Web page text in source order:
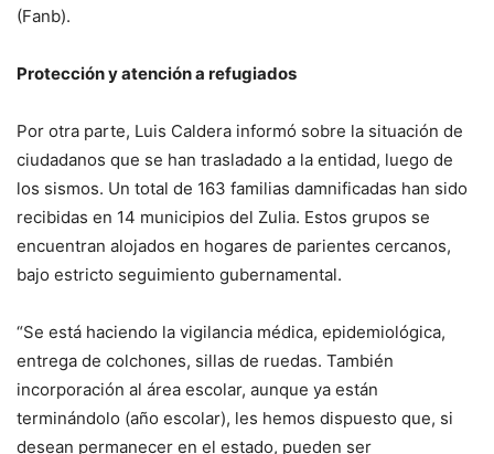
(Fanb).
Protección y atención a refugiados
Por otra parte, Luis Caldera informó sobre la situación de
ciudadanos que se han trasladado a la entidad, luego de
los sismos. Un total de 163 familias damnificadas han sido
recibidas en 14 municipios del Zulia. Estos grupos se
encuentran alojados en hogares de parientes cercanos,
bajo estricto seguimiento gubernamental.
“Se está haciendo la vigilancia médica, epidemiológica,
entrega de colchones, sillas de ruedas. También
incorporación al área escolar, aunque ya están
terminándolo (año escolar), les hemos dispuesto que, si
desean permanecer en el estado, pueden ser